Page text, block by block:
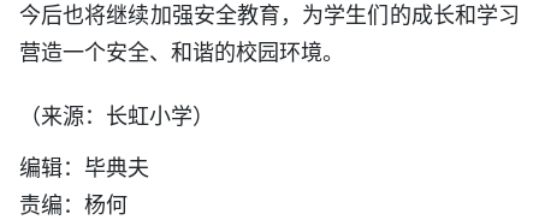
今后也将继续加强安全教育，为学生们的成长和学习
营造一个安全、和谐的校园环境。
（来源：长虹小学）
编辑：毕典夫
责编：杨何